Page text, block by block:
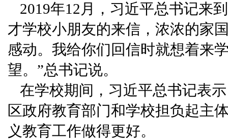
2019年12月，习近平总书记来
才学校小朋友的来信，浓浓的家
感动。我给你们回信时就想着来
望。”总书记说。
在学校期间，习近平总书记表
区政府教育部门和学校担负起主
义教育工作做得更好。